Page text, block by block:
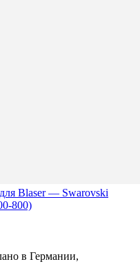
Blaser — Swarovski
800)
в Германии,